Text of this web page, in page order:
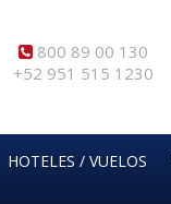
800 89 00 130
+52 951 515 1230
HOTELES / VUELOS